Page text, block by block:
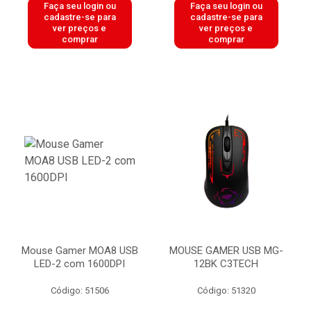
Faça seu login ou
cadastre-se para
ver preços e
comprar
Faça seu login ou
cadastre-se para
ver preços e
comprar
Mouse Gamer MOA8 USB
LED-2 com 1600DPI
Código: 51506
MOUSE GAMER USB MG-
12BK C3TECH
Código: 51320